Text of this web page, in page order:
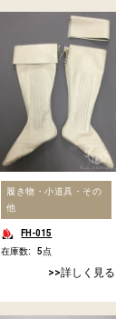
履き物・小道具・その
他
FH-015
在庫数:
5点
詳しく見る